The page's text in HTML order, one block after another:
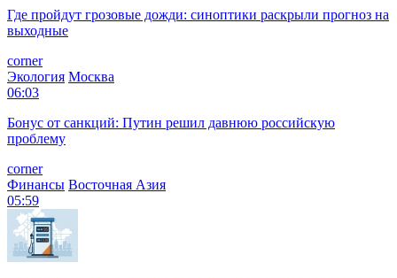
Где пройдут грозовые дожди: синоптики раскрыли прогноз на
выходные
corner
Экология Москва
06:03
Бонус от санкций: Путин решил давнюю российскую
проблему
corner
Финансы Восточная Азия
05:59